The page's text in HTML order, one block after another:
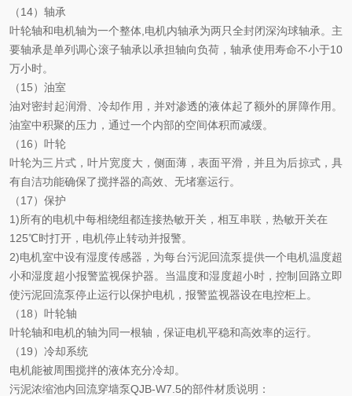
（14）轴承
叶轮轴和电机轴为一个整体,电机内轴承为两只全封闭深沟球轴承。主
要轴承是单列调心滚子轴承以承担轴向负荷，轴承使用寿命不小于10
万小时。
（15）油室
油对密封起润滑、冷却作用，并对渗透的液体起了额外的屏障作用。
油室中积聚的压力，通过一个内部的空间体积而减缓。
（16）叶轮
叶轮为三片式，叶片宽度大，侧面薄，表面平滑，并且为后掠式，具
有自洁功能确保了搅拌器的高效、无堵塞运行。
（17）保护
1)所有的电机中每相绕组都连接热敏开关，相互串联，热敏开关在
125℃时打开，电机停止转动并报警。
2)电机室中设有湿度传感器，为每台污泥回流泵提供一个电机温度超
小和湿度超小报警监视保护器。当温度和湿度超小时，控制回路立即
使污泥回流泵停止运行以保护电机，报警监视器设在电控柜上。
（18）叶轮轴
叶轮轴和电机的轴为同一根轴，保证电机平稳和高效率的运行。
（19）冷却系统
电机能被周围搅拌的液体充分冷却。
污泥浓缩池内回流穿墙泵QJB-W7.5的部件材质说明：